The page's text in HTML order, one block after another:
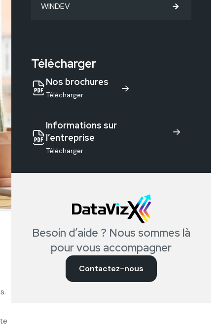
WINDEV
Télécharger
Nos brochures
Télécharger
Informations sur
l’entreprise
Télécharger
Besoin d’aide ? Nous sommes là
pour vous accompagner
Contactez-nous